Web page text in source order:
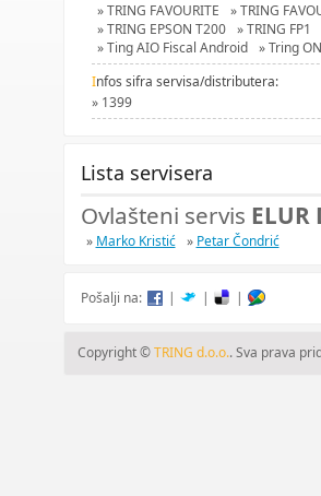
» TRING FAVOURITE
» TRING
» TRING EPSON T200
» TRING FP1
» Ting AIO Fiscal Android
» Tring
Infos sifra servisa/distributera:
» 1399
Lista servisera
Ovlašteni servis ELUR
» Marko Kristić » Petar Čondrić
Pošalji na: | | |
Copyright ©TRING d.o.o.. Sva prava